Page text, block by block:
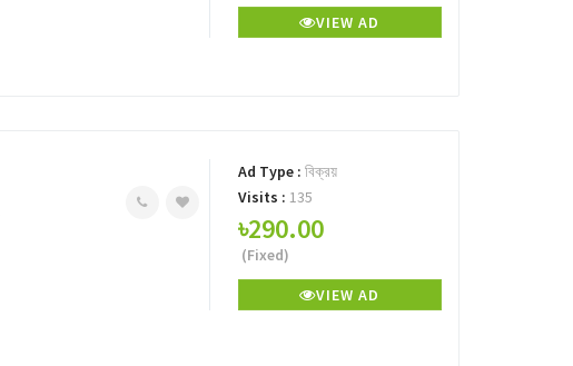
VIEW AD
Ad Type : বিক্রয়
Visits : 135
৳290.00
(Fixed)
VIEW AD